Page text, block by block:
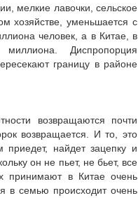
мелкие лавочки, сельское
хозяйстве, уменьшается с
человек, а в Китае, в
Диспропорция
границу в районе
возвращаются почти
возвращается. И то, это
найдет зацепку и
он не пьет, не бьет, все
принимают в Китае очень
в семью происходит очень